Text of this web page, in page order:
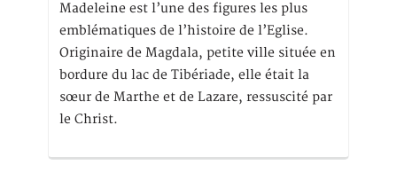
Madeleine est l’une des figures les plus
emblématiques de l’histoire de l’Eglise.
Originaire de Magdala, petite ville située en
bordure du lac de Tibériade, elle était la
sœur de Marthe et de Lazare, ressuscité par
le Christ.